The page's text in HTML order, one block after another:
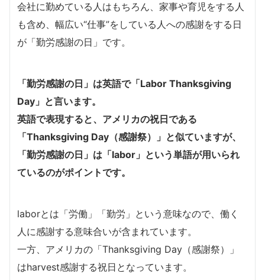
会社に勤めている人はもちろん、家事や育児をする人
も含め、幅広い“仕事”をしている人への感謝をする日
が「勤労感謝の日」です。
「勤労感謝の日」は英語で「Labor Thanksgiving
Day」と言います。
英語で表現すると、アメリカの祝日である
「Thanksgiving Day（感謝祭）」と似ていますが、
「勤労感謝の日」は「labor」という単語が用いられ
ているのがポイントです。
laborとは「労働」「勤労」という意味なので、働く
人に感謝する意味合いが含まれています。
一方、アメリカの「Thanksgiving Day（感謝祭）」
はharvest感謝する祝日となっています。